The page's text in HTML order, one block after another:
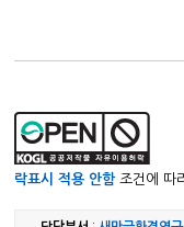
락표시 적용 안함조건에 따